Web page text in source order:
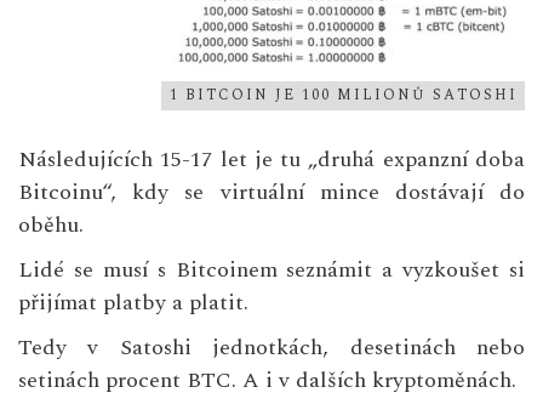
1 BITCOIN JE 100 MILIONŮ SATOSHI
Následujících 15-17 let je tu „druhá expanzní doba
Bitcoinu“, kdy se virtuální mince dostávají do
oběhu.
Lidé se musí s Bitcoinem seznámit a vyzkoušet si
přijímat platby a platit.
Tedy v Satoshi jednotkách, desetinách nebo
setinách procent BTC. A i v dalších kryptoměnách.